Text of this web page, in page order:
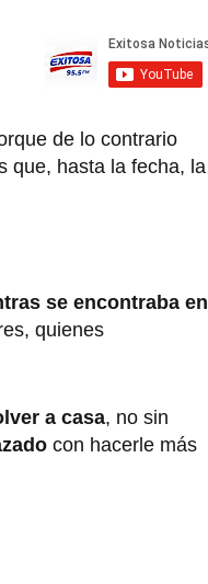
de lo contrario
que, hasta la fecha, la
se encontraba en
quienes
a casa, no sin
con hacerle más